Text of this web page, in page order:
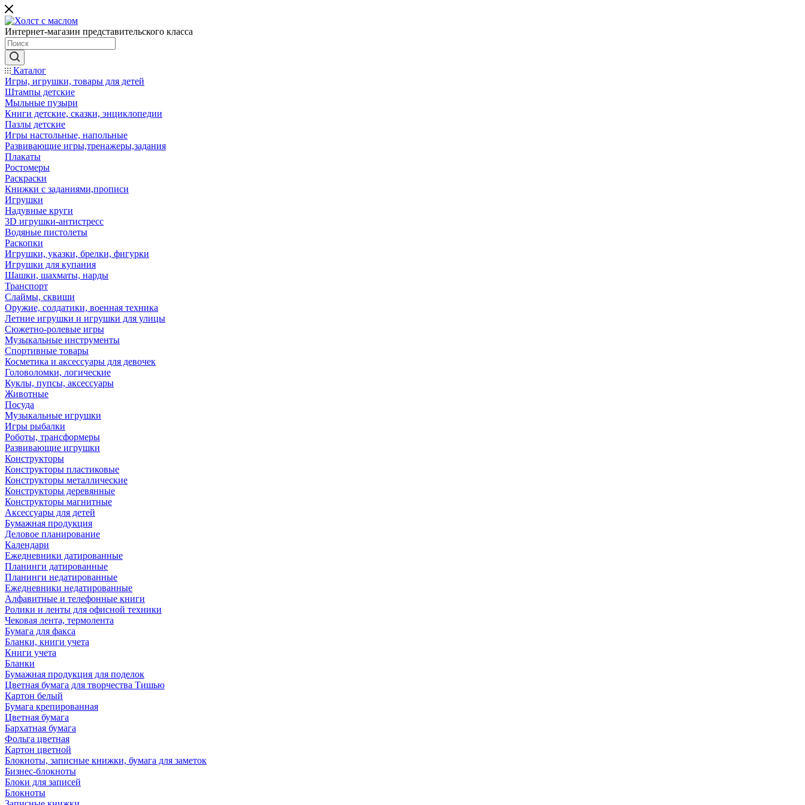
Интернет-магазин представительского класса
Каталог
Игры, игрушки, товары для детей
Штампы детские
Мыльные пузыри
Книги детские, сказки, энциклопедии
Пазлы детские
Игры настольные, напольные
Развивающие игры,тренажеры,задания
Плакаты
Ростомеры
Раскраски
Книжки с заданиями,прописи
Игрушки
Надувные круги
3D игрушки-антистресс
Водяные пистолеты
Раскопки
Игрушки, указки, брелки, фигурки
Игрушки для купания
Шашки, шахматы, нарды
Транспорт
Слаймы, сквиши
Оружие, солдатики, военная техника
Летние игрушки и игрушки для улицы
Сюжетно-ролевые игры
Музыкальные инструменты
Спортивные товары
Косметика и аксессуары для девочек
Головоломки, логические
Куклы, пупсы, аксессуары
Животные
Посуда
Музыкальные игрушки
Игры рыбалки
Роботы, трансформеры
Развивающие игрушки
Конструкторы
Конструкторы пластиковые
Конструкторы металлические
Конструкторы деревянные
Конструкторы магнитные
Аксессуары для детей
Бумажная продукция
Деловое планирование
Календари
Ежедневники датированные
Планинги датированные
Планинги недатированные
Ежедневники недатированные
Алфавитные и телефонные книги
Ролики и ленты для офисной техники
Чековая лента, термолента
Бумага для факса
Бланки, книги учета
Книги учета
Бланки
Бумажная продукция для поделок
Цветная бумага для творчества Тишью
Картон белый
Бумага крепированная
Цветная бумага
Бархатная бумага
Фольга цветная
Картон цветной
Блокноты, записные книжки, бумага для заметок
Бизнес-блокноты
Блоки для записей
Блокноты